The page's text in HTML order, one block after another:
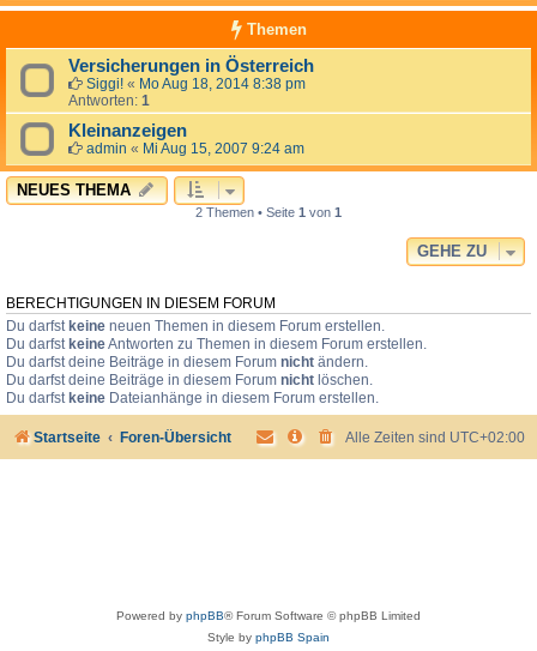
Themen
Versicherungen in Österreich
Siggi! « Mo Aug 18, 2014 8:38 pm
Antworten: 1
Kleinanzeigen
admin « Mi Aug 15, 2007 9:24 am
NEUES THEMA
2 Themen • Seite 1 von 1
GEHE ZU
BERECHTIGUNGEN IN DIESEM FORUM
Du darfst keine neuen Themen in diesem Forum erstellen.
Du darfst keineAntworten zu Themen in diesem Forum erstellen.
Du darfst deine Beiträge in diesem Forum nicht ändern.
Du darfst deine Beiträge in diesem Forum nicht löschen.
Du darfst keine Dateianhänge in diesem Forum erstellen.
Startseite Foren-Übersicht Alle Zeiten sind UTC+02:00
Powered by phpBB® Forum Software © phpBB Limited
Style by phpBB Spain